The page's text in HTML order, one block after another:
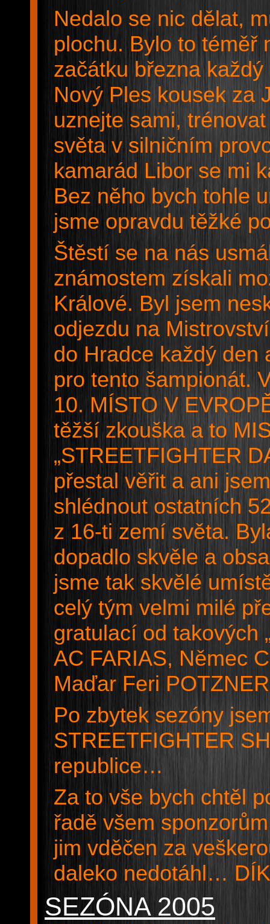
Nedalo se nic dělat,
plochu. Bylo to téměř
začátku března
Nový Ples kousek za
uznejte sami,
světa v silničním
kamarád Libor se mi
Bez něho bych tohle
jsme opravdu těžké
Štěstí se na nás
známostem získali
Králové. Byl jsem
odjezdu na
do Hradce každý den
pro tento šampionát.
10. MÍSTO V
těžší zkouška a to
„STREETFIGHTER
přestal věřit a ani
shlédnout ostatních
z 16-ti zemí světa.
dopadlo skvěle a
jsme tak skvělé
celý tým velmi milé
gratulací od takových
AC FARIAS, Němec
Maďar Feri
Po zbytek sezóny
STREETFIGHTER
republice…
Za to vše bych chtěl
řadě všem
jim vděčen za
daleko nedotáhl…
SEZÓNA 2005